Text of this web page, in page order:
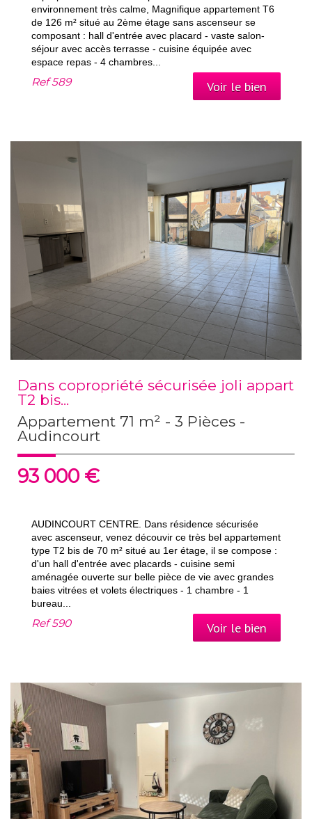
environnement très calme, Magnifique appartement T6
de 126 m² situé au 2ème étage sans ascenseur se
composant : hall d'entrée avec placard - vaste salon-
séjour avec accès terrasse - cuisine équipée avec
espace repas - 4 chambres...
Ref589 Voir le bien
Dans copropriété sécurisée joli appart
T2 bis...
Appartement 71 m² - 3 Pièces -
Audincourt
93 000 €
AUDINCOURT CENTRE. Dans résidence sécurisée
avec ascenseur, venez découvir ce très bel appartement
type T2 bis de 70 m² situé au 1er étage, il se compose :
d'un hall d'entrée avec placards - cuisine semi
aménagée ouverte sur belle pièce de vie avec grandes
baies vitrées et volets électriques - 1 chambre - 1
bureau...
Ref590 Voir le bien